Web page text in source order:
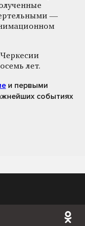
—
лет.
и первыми
событиях